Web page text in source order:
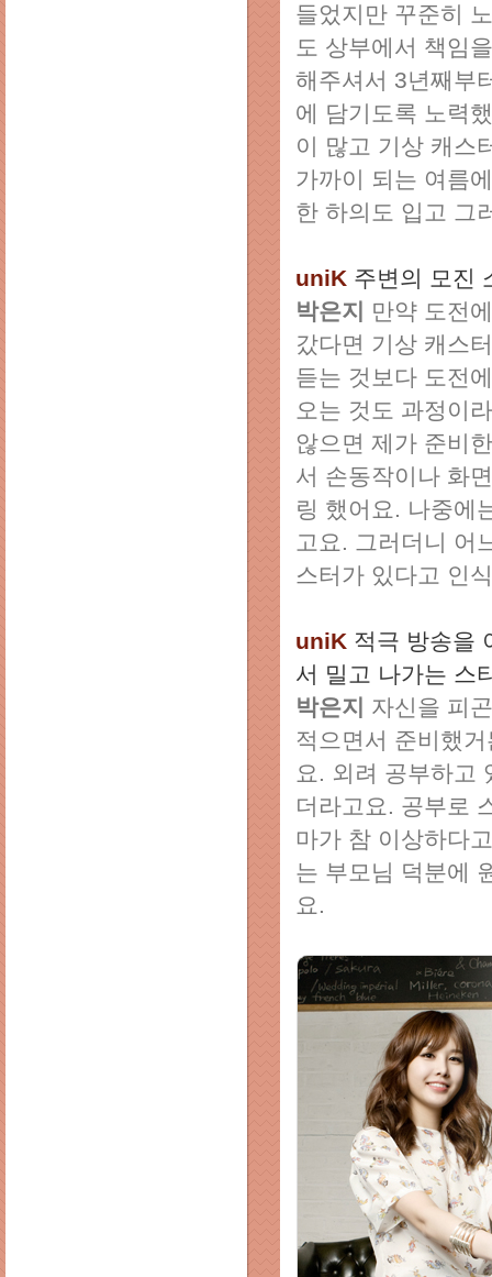
들었지만 꾸준히
도 상부에서 책임
해주셔서 3년째부
에 담기도록 노력
이 많고 기상 캐스
가까이 되는 여름
한 하의도 입고 그
uniK 주변의 모진
박은지
만약 도전
갔다면 기상 캐스
듣는 것보다 도전
오는 것도 과정이
않으면 제가 준비
서 손동작이나 화
링 했어요. 나중에
고요. 그러더니 어
스터가 있다고 인
uniK 적극 방송을
서 밀고 나가는 스
박은지 자신을 피
적으면서 준비했
요. 외려 공부하고
더라고요. 공부로
마가 참 이상하다
는 부모님 덕분에
요.